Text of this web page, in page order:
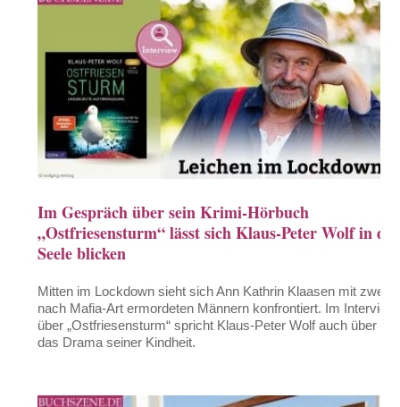
Im Gespräch über sein Krimi-Hörbuch
„Ostfriesensturm“ lässt sich Klaus-Peter Wolf in die
Seele blicken
Mitten im Lockdown sieht sich Ann Kathrin Klaasen mit zwei
nach Mafia-Art ermordeten Männern konfrontiert. Im Interview
über „Ostfriesensturm“ spricht Klaus-Peter Wolf auch über
das Drama seiner Kindheit.